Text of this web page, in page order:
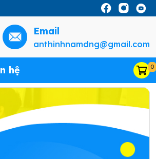
Email
anthinhnamdng@gmail.com
hệ 0